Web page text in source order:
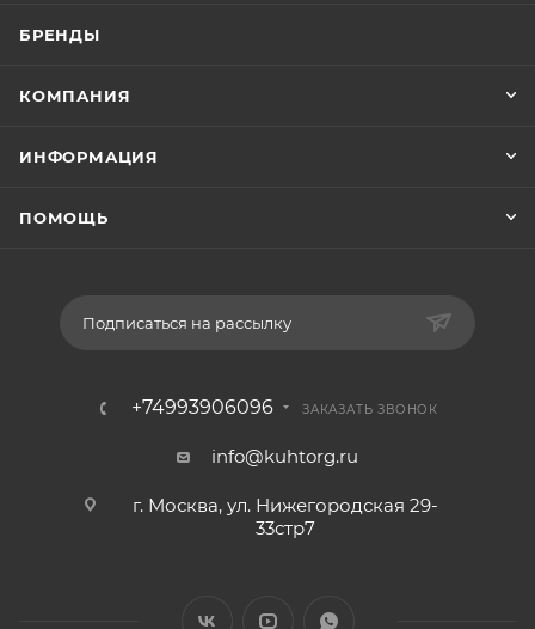
БРЕНДЫ
КОМПАНИЯ
ИНФОРМАЦИЯ
ПОМОЩЬ
Подписаться на рассылку
+74993906096 ЗАКАЗАТЬ ЗВОНОК
info@kuhtorg.ru
г. Москва, ул. Нижегородская 29-
33стр7